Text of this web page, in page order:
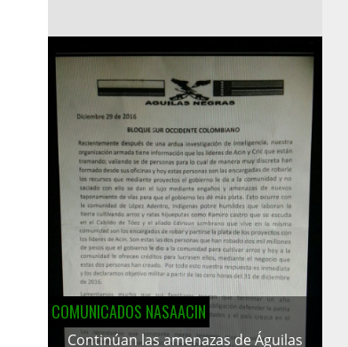
COMUNICADOS NASAACIN
Continúan las amenazas de Águilas